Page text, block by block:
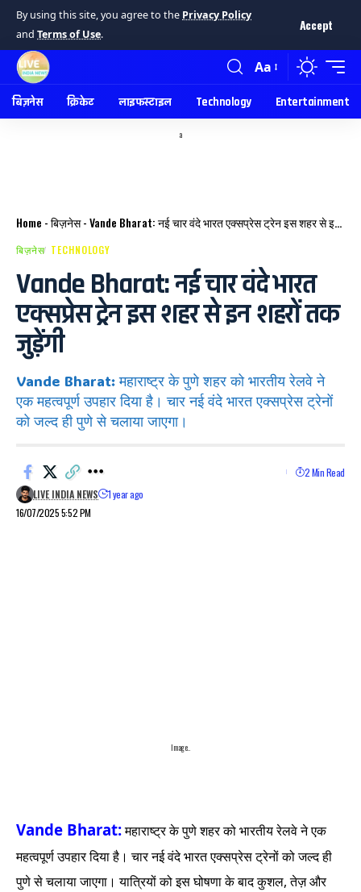
By using this site, you agree to the Privacy Policy
and Terms of Use.
Accept
Aa
बिज़नेस क्रिकेट लाइफस्टाइल Technology Entertainment
a
Home -बिज़नेस-Vande Bharat: नई चार वंदे भारत एक्सप्रेस ट्रेन इस शहर से इन शहरों तक जुड़ेंगी
बिज़नेस TECHNOLOGY
Vande Bharat: नई चार वंदे भारत
एक्सप्रेस ट्रेन इस शहर से इन शहरों तक
जुड़ेंगी
Vande Bharat: महाराष्ट्र के पुणे शहर को भारतीय रेलवे ने
एक महत्वपूर्ण उपहार दिया है। चार नई वंदे भारत एक्सप्रेस ट्रेनों
को जल्द ही पुणे से चलाया जाएगा।
16/07/2025 5:52 PM
LIVE INDIA NEWS 1 year ago
2 Min Read
Image..
Vande Bharat:महाराष्ट्र के पुणे शहर को भारतीय रेलवे ने एक
महत्वपूर्ण उपहार दिया है। चार नई वंदे भारत एक्सप्रेस ट्रेनों को जल्द ही
पुणे से चलाया जाएगा। यात्रियों को इस घोषणा के बाद कुशल, तेज़ और